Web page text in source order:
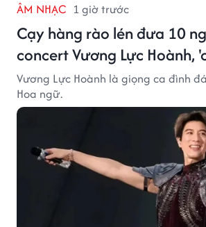
ÂM NHẠC 1 giờ trước
Cạy hàng rào lén đưa 10
concert Vương Lực Hoành,
Vương Lực Hoành là giọng ca đình
Hoa ngữ.